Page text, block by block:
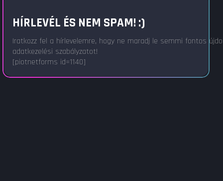
HÍRLEVÉL ÉS NEM SPAM! :)
Iratkozz fel a hírlevelemre, hogy ne maradj le semmi fontos
adatkezelési szabályzatot!
[piotnetforms id=1140]